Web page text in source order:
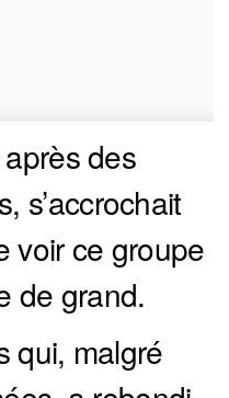
des
s’accrochait
voir ce groupe
de grand.
qui, malgré